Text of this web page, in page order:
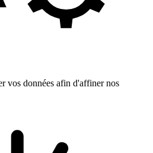
vos données afin d'affiner nos